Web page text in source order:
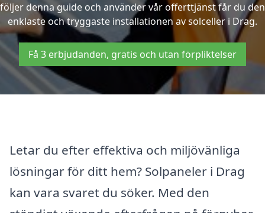
följer denna guide och använder vår offerttjänst får du den
enklaste och tryggaste installationen av solceller i Drag.
Få 3 erbjudanden, gratis och utan förpliktelser
Letar du efter effektiva och miljövänliga
lösningar för ditt hem? Solpaneler i Drag
kan vara svaret du söker. Med den